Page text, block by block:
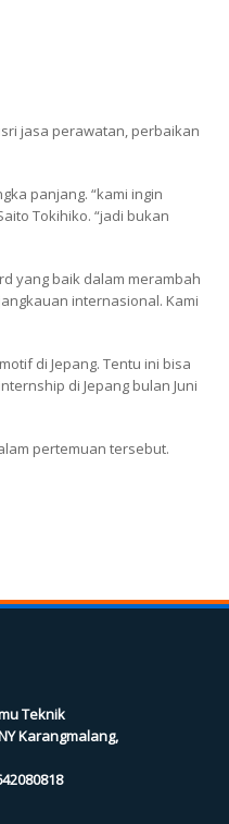
jasa perawatan, perbaikan
panjang. “kami ingin
Tokihiko. “jadi bukan
yang baik dalam merambah
internasional. Kami
di Jepang. Tentu ini bisa
di Jepang bulan Juni
pertemuan tersebut.
Teknik
Karangmalang,